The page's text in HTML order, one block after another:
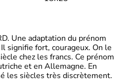
Une adaptation du prénom
signifie fort, courageux. On le
chez les francs. Ce prénom
et en Allemagne. En
les siècles très discrètement.